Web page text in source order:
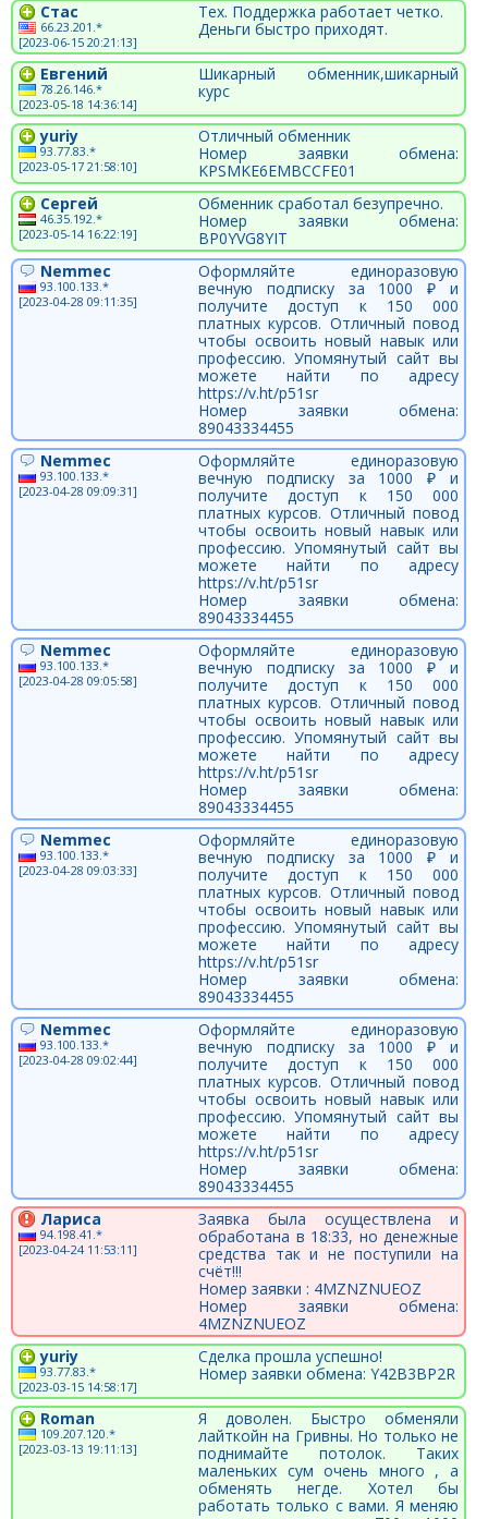
Стас
66.23.201.*
[2023-06-15 20:21:13]
Тех. Поддержка работает четко.
Деньги быстро приходят.
Евгений
78.26.146.*
[2023-05-18 14:36:14]
Шикарный обменник,шикарный
курс
yuriy
93.77.83.*
[2023-05-17 21:58:10]
Отличный обменник
Номер заявки обмена:
KPSMKE6EMBCCFE01
Сергей
46.35.192.*
[2023-05-14 16:22:19]
Обменник сработал безупречно.
Номер заявки обмена:
BP0YVG8YIT
Nemmec
93.100.133.*
[2023-04-28 09:11:35]
Оформляйте единоразовую
вечную подписку за 1000 ₽ и
получите доступ к 150 000
платных курсов. Отличный повод
чтобы освоить новый навык или
профессию. Упомянутый сайт вы
можете найти по адресу
https://v.ht/p51sr
Номер заявки обмена:
89043334455
Nemmec
93.100.133.*
[2023-04-28 09:09:31]
Оформляйте единоразовую
вечную подписку за 1000 ₽ и
получите доступ к 150 000
платных курсов. Отличный повод
чтобы освоить новый навык или
профессию. Упомянутый сайт вы
можете найти по адресу
https://v.ht/p51sr
Номер заявки обмена:
89043334455
Nemmec
93.100.133.*
[2023-04-28 09:05:58]
Оформляйте единоразовую
вечную подписку за 1000 ₽ и
получите доступ к 150 000
платных курсов. Отличный повод
чтобы освоить новый навык или
профессию. Упомянутый сайт вы
можете найти по адресу
https://v.ht/p51sr
Номер заявки обмена:
89043334455
Nemmec
93.100.133.*
[2023-04-28 09:03:33]
Оформляйте единоразовую
вечную подписку за 1000 ₽ и
получите доступ к 150 000
платных курсов. Отличный повод
чтобы освоить новый навык или
профессию. Упомянутый сайт вы
можете найти по адресу
https://v.ht/p51sr
Номер заявки обмена:
89043334455
Nemmec
93.100.133.*
[2023-04-28 09:02:44]
Оформляйте единоразовую
вечную подписку за 1000 ₽ и
получите доступ к 150 000
платных курсов. Отличный повод
чтобы освоить новый навык или
профессию. Упомянутый сайт вы
можете найти по адресу
https://v.ht/p51sr
Номер заявки обмена:
89043334455
Лариса
94.198.41.*
[2023-04-24 11:53:11]
Заявка была осуществлена и
обработана в 18:33, но денежные
средства так и не поступили на
счёт!!!
Номер заявки : 4MZNZNUEOZ
Номер заявки обмена:
4MZNZNUEOZ
yuriy
93.77.83.*
[2023-03-15 14:58:17]
Сделка прошла успешно!
Номер заявки обмена: Y42B3BP2R
Roman
109.207.120.*
[2023-03-13 19:11:13]
Я доволен. Быстро обменяли
лайткойн на Гривны. Но только не
поднимайте потолок. Таких
маленьких сум очень много , а
обменять негде. Хотел бы
работать только с вами. Я меняю